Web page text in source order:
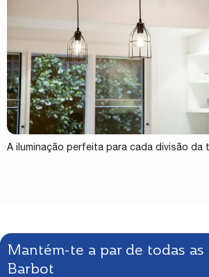
A iluminação perfeita para cada divisão da
Mantém-te a par de todas
Barbot